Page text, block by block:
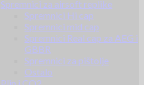
Spremnici za airsoft replike
Spremnici Hi cap
Spremnici mid cap
Spremnici Real cap za AEG i
GBBR
Spremnici za pištolje
Ostalo